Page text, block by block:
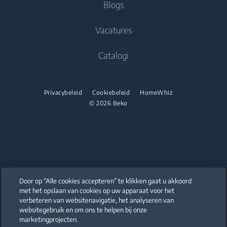
Magnetron
Inbouwkookplaten
Vrijstaande vaatwassers
Geïntegreerde vaatwassers
Magnetron
Inbouwkookplaten
Afwassen
Blogs
Vacatures
Catalogi
© 2026 Beko
Privacybeleid Cookiebeleid HomeWhiz
Our parent company, Beko has 55,000 employees throughout the world
with its global operations through its subsidiaries in 57 countries and 45
production facilities in 13 countries
(i.e. Türkiye, UK, Italy, Romania, Slovakia, Poland, South Africa, Russia,
Pakistan, India, Bangladesh, Thailand and China).
Door op “Alle cookies accepteren” te klikken gaat u akkoord
met het opslaan van cookies op uw apparaat voor het
verbeteren van websitenavigatie, het analyseren van
websitegebruik en om ons te helpen bij onze
marketingprojecten.